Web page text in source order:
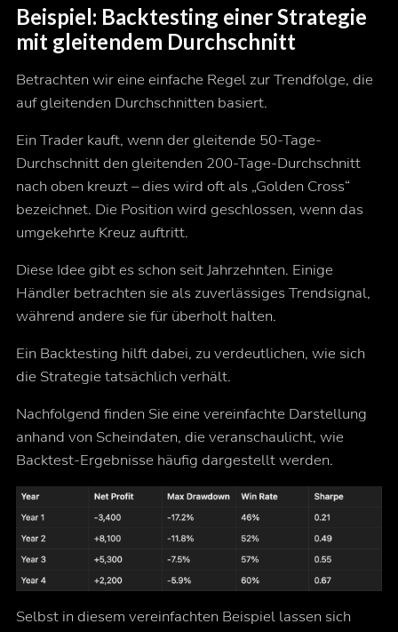
Beispiel: Backtesting einer Strategie
mit gleitendem Durchschnitt
Betrachten wir eine einfache Regel zur Trendfolge, die
auf gleitenden Durchschnitten basiert.
Ein Trader kauft, wenn der gleitende 50-Tage-
Durchschnitt den gleitenden 200-Tage-Durchschnitt
nach oben kreuzt – dies wird oft als „Golden Cross“
bezeichnet. Die Position wird geschlossen, wenn das
umgekehrte Kreuz auftritt.
Diese Idee gibt es schon seit Jahrzehnten. Einige
Händler betrachten sie als zuverlässiges Trendsignal,
während andere sie für überholt halten.
Ein Backtesting hilft dabei, zu verdeutlichen, wie sich
die Strategie tatsächlich verhält.
Nachfolgend finden Sie eine vereinfachte Darstellung
anhand von Scheindaten, die veranschaulicht, wie
Backtest-Ergebnisse häufig dargestellt werden.
Selbst in diesem vereinfachten Beispiel lassen sich